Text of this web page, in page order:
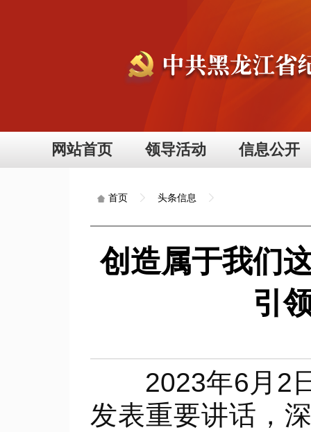
网站首页 领导活动 信息公开
首页 头条信息
创造属于我们
引
2023年6月2日
发表重要讲话，